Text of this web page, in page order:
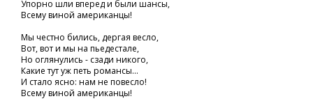
Упорно шли вперед и были шансы,
Всему виной американцы!
Мы честно бились, дергая весло,
Вот, вот и мы на пьедестале,
Но оглянулись - сзади никого,
Какие тут уж петь романсы...
И стало ясно: нам не повесло!
Всему виной американцы!